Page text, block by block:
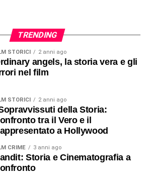
TRENDING
STORICI 2 anni ago
angels, la storia vera e gli
nel film
STORICI 2 anni ago
della Storia:
tra il Vero e il
a Hollywood
CRIME 3 anni ago
Storia e Cinematografia a